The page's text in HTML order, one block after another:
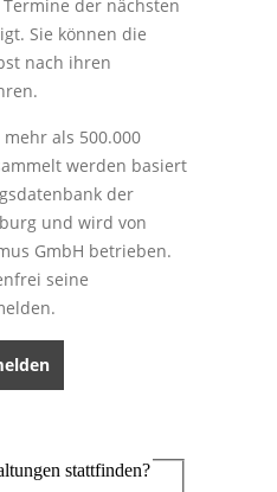
der nächsten
Sie können die
nach ihren
als 500.000
werden basiert
der
und wird von
GmbH betrieben.
seine